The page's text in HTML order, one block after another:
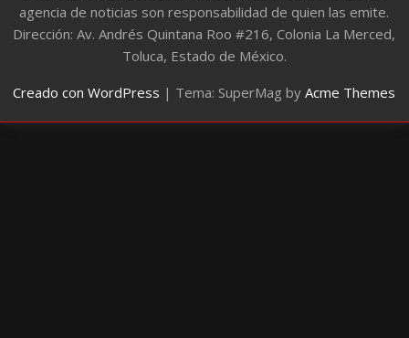
agencia de noticias son responsabilidad de quien las emite.
Dirección: Av. Andrés Quintana Roo #216, Colonia La Merced,
Toluca, Estado de México.
Creado con WordPress | Tema: SuperMag byAcme Themes